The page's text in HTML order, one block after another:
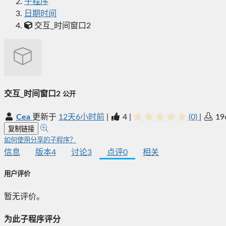
日期时间
交互_时间窗口2
交互_时间窗口2 公开
Cea 更新于 12天6小时前 4 (0)
复制链接
如何使用分享的子程序？
信息 版本4 讨论3 点评0 相关
用户评价
暂无评价。
为此子程序评分